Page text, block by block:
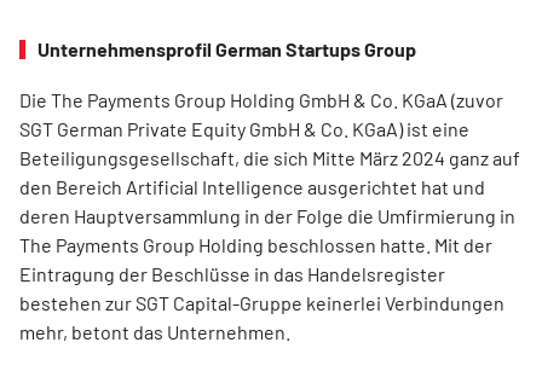
Unternehmensprofil German Startups Group
Die The Payments Group Holding GmbH & Co. KGaA (zuvor
SGT German Private Equity GmbH & Co. KGaA) ist eine
Beteiligungsgesellschaft, die sich Mitte März 2024 ganz auf
den Bereich Artificial Intelligence ausgerichtet hat und
deren Hauptversammlung in der Folge die Umfirmierung in
The Payments Group Holding beschlossen hatte. Mit der
Eintragung der Beschlüsse in das Handelsregister
bestehen zur SGT Capital-Gruppe keinerlei Verbindungen
mehr, betont das Unternehmen.